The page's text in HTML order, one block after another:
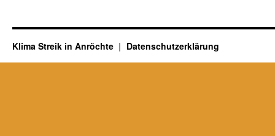
Klima Streik in Anröchte Datenschutzerklärung